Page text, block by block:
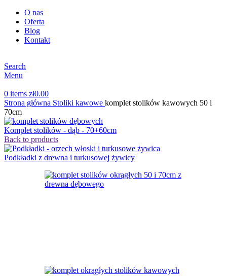
O nas
Oferta
Blog
Kontakt
Search
Menu
0 items zł0.00
Strona główna Stoliki kawowe komplet stolików kawowych 50 i
70cm
Komplet stolików - dąb - 70+60cm
Back to products
Podkładki z drewna i turkusowej żywicy